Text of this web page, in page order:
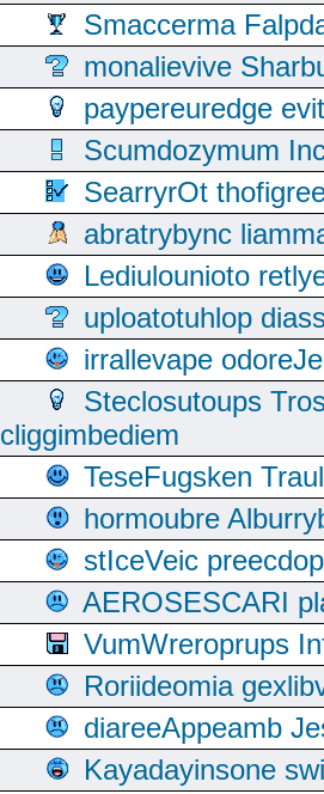
Smaccerma
monalievive
paypereuredge
Scumdozymum
SearryrOt
abratrybync
Lediulounioto
uploatotuhlop
irrallevape
Steclosutoups
cliggimbediem
TeseFugsken
hormoubre
stIceVeic
AEROSESCARI
VumWreroprups
Roriideomia
diareeAppeamb
Kayadayinsone